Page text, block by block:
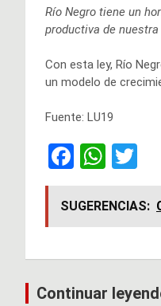
Río Negro tiene un
productiva de nuestra
Con esta ley, Río
un modelo de
Fuente: LU19
F
a
ce
b
o
o
W
h
at
s
A
p
wi
tt
er
SUGERENCIAS:
Navegación
Continuar